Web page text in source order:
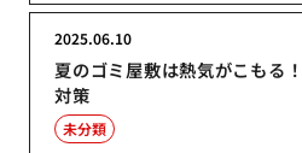
夏のゴミ屋敷は熱気がこもる
対策
2025.06.10
未分類